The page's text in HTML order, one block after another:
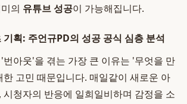
의 유튜브 성공이 가능해집니다.
기획: 주언규PD의 성공 공식 심층 분석
아웃'을 겪는 가장 큰 이유는 '무엇을 만
고민 때문입니다. 매일같이 새로운 아
시청자의 반응에 일희일비하며 감정을 소